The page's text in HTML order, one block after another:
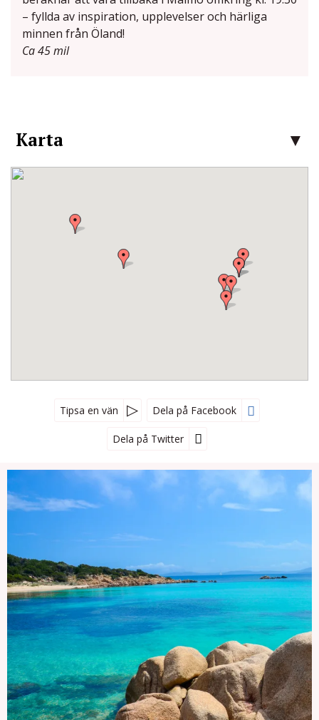
– fyllda av inspiration, upplevelser och härliga
minnen från Öland!
Ca 45 mil
Karta
Tipsa en vän Dela på Facebook
Dela på Twitter